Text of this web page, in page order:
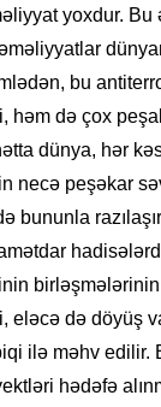
yoxdur. Bu
bu
də çox
dünya, hər
necə peşəkar
bununla
də döyüş
ilə məhv edilir.
hədəfə